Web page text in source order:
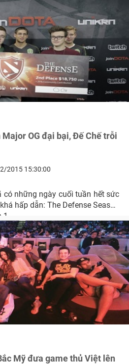
Major OG đại bại, Đế Chế trỗi
2015 15:30:00
có những ngày cuối tuần hết sức
hấp dẫn: The Defense Season
Mỹ đưa game thủ Việt lên